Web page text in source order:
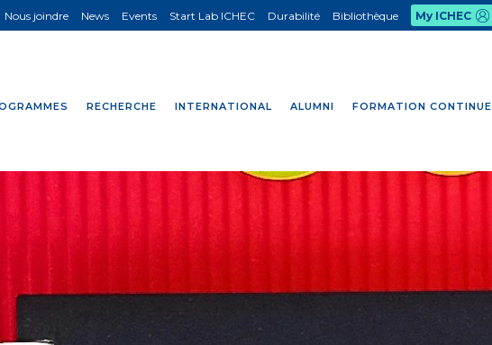
RECHERCHE INTERNATIONAL ALUMNI FORMATION CONTINUE
Nous joindre News Events Start Lab ICHEC Durabilité Bibliothèque My ICHEC